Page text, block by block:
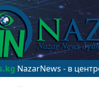
- в центре